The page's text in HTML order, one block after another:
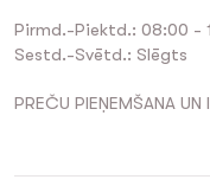
Pirmd.-Piektd.: 08:00 -
Sestd.-Svētd.: Slēgts
PREČU PIEŅEMŠANA